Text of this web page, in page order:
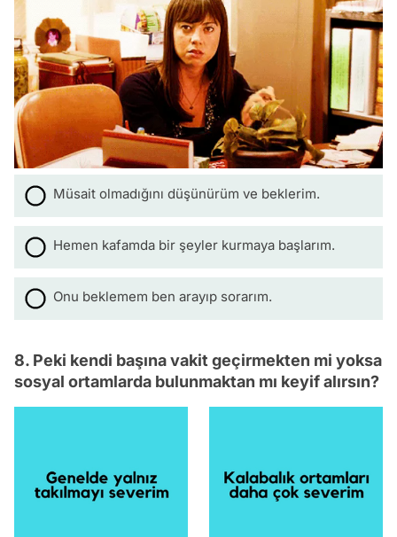
Müsait olmadığını düşünürüm ve beklerim.
Hemen kafamda bir şeyler kurmaya başlarım.
Onu beklemem ben arayıp sorarım.
8. Peki kendi başına vakit geçirmekten mi yoksa
sosyal ortamlarda bulunmaktan mı keyif alırsın?